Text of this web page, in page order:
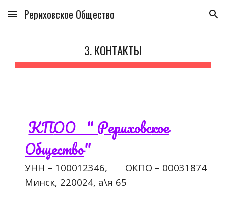
Skip to main content Skip to navigation
Рериховское Общество
3. КОНТАКТЫ
КПОО " Рериховское
Общество"
УНН – 100012346, ОКПО – 00031874
Минск, 220024, а\я 65